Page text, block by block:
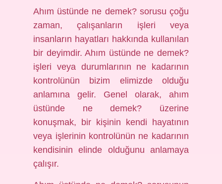
Ahım üstünde ne demek? sorusu çoğu
zaman, çalışanların işleri veya
insanların hayatları hakkında kullanılan
bir deyimdir. Ahım üstünde ne demek?
işleri veya durumlarının ne kadarının
kontrolünün bizim elimizde olduğu
anlamına gelir. Genel olarak, ahım
üstünde ne demek? üzerine
konuşmak, bir kişinin kendi hayatının
veya işlerinin kontrolünün ne kadarının
kendisinin elinde olduğunu anlamaya
çalışır.